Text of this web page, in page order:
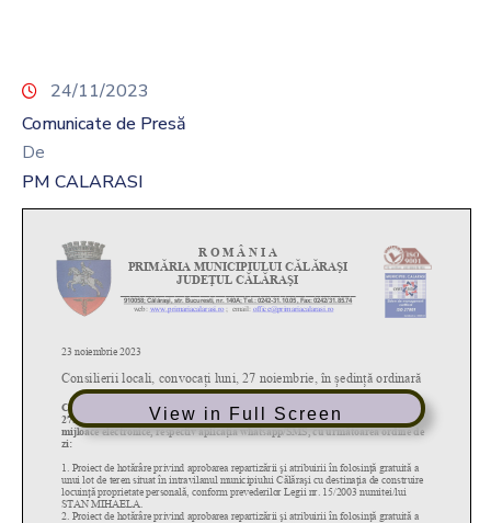
24/11/2023
Comunicate de Presă
De
PM CALARASI
View in Full Screen